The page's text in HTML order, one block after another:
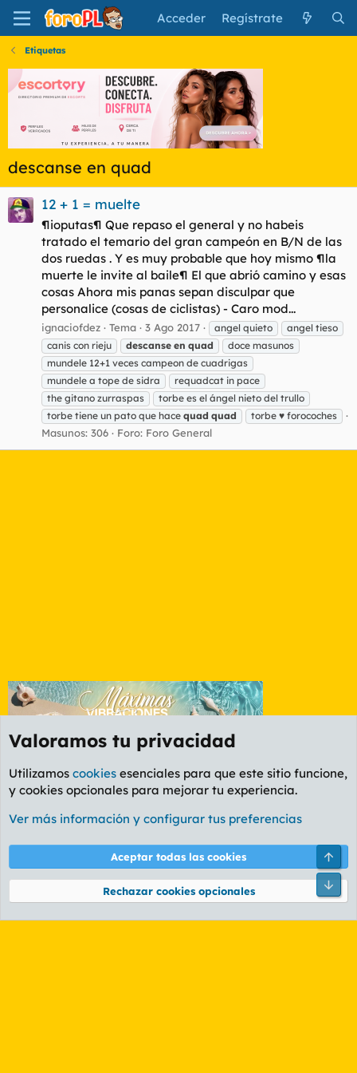
Acceder Regístrate
Etiquetas
descanse en quad
12 + 1 = muelte
¶ioputas¶ Que repaso el general y no habeis
tratado el temario del gran campeón en B/N de las
dos ruedas . Y es muy probable que hoy mismo ¶la
muerte le invite al baile¶ El que abrió camino y esas
cosas Ahora mis panas sepan disculpar que
personalice (cosas de ciclistas) - Caro mod...
ignaciofdez Tema 3 Ago 2017 angel quieto
angel tieso
canis con rieju
descanse en quad
doce masunos
mundele 12+1 veces campeon de cuadrigas
mundele a tope de sidra
requadcat in pace
the gitano zurraspas
torbe es el ángel nieto del trullo
torbe tiene un pato que hace quad quad torbe ♥ forocoches
Masunos: 306 Foro: Foro General
Etiquetas
Cookies
PL OLDSTYLE AMARILLO
Términos y reglas Política de privacidad Ayuda
Community platform by XenForo® © 2010-2026 XenForo Ltd.
Valoramos tu privacidad
Utilizamos cookies esenciales para que este sitio funcione,
y cookies opcionales para mejorar tu experiencia.
Ver más información y configurar tus preferencias
Aceptar todas las cookies
Rechazar cookies opcionales
Pie